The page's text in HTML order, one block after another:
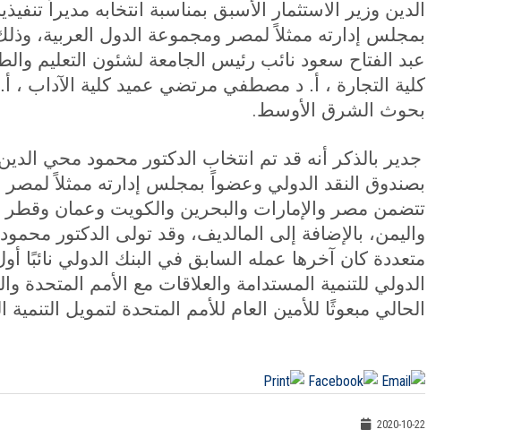
الدين وزير الاستثمار الأسبق بمناسبة انتخابه مديراً
بمجلس إدارته ممثلاً لمصر ومجموعة الدول العربية،
عبد الفتاح سعود نائب رئيس الجامعة لشئون التعليم
كلية التجارة ، أ. د مصطفي مرتضي عميد كلية الآداب
بحوث الشرق الأوسط.
جدير بالذكر أنه قد تم انتخاب الدكتور محمود محي الدين
بصندوق النقد الدولي وعضواً بمجلس إدارته ممثلاً لمصر
تتضمن مصر والإمارات والبحرين والكويت وعمان وقطر
واليمن، بالإضافة إلى المالديف، وقد تولى الدكتور
متعددة كان آخرها عمله السابق في البنك الدولي نائبًا
الدولي للتنمية المستدامة والعلاقات مع الأمم المتحدة
الحالي مبعوثًا للأمين العام للأمم المتحدة لتمويل
2020-10-22